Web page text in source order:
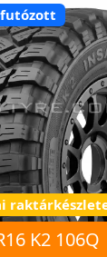
alatt
K2 106Q